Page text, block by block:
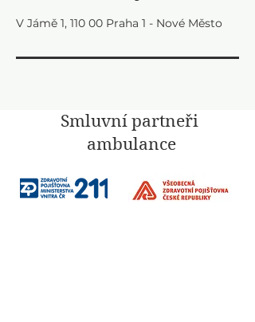
V Jámě 1, 110 00 Praha 1 - Nové Město
Smluvní partneři
ambulance